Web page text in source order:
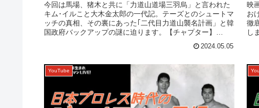
今回は馬場、猪木と共に「力道山道場三羽烏」と言われた
キム･イルこと大木金太郎の一代記。テーズとのシュートマ
ッチの真相、その裏にあった｢二代目力道山襲名計画」と韓
国政府バックアップの謎に迫ります。【チャプター】
2024.05.05
映
お
徹
し
YouTube